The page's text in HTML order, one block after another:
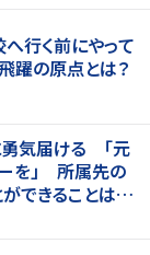
へ行く前にやって
躍の原点とは？
勇気届ける 「元
を」 所属先の
できることは当